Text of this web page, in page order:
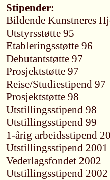
Stipender:
Bildende Kunstneres
Utstyrsstøtte 95
Etableringsstøtte 96
Debutantstøtte 97
Prosjektstøtte 97
Reise/Studiestipend 97
Prosjektstøtte 98
Utstillingsstipend 98
Utstillingsstipend 99
1-årig arbeidsstipend
Utstillingsstipend 2001
Vederlagsfondet 2002
Utstillingsstipend 2002